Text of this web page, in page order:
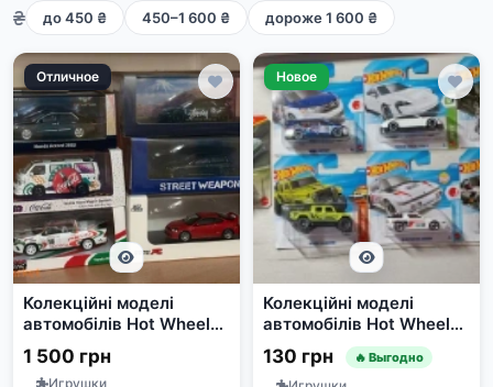
до 450 ₴ 450–1 600 ₴ дороже 1 600 ₴
Отличное
Колекційні моделі
автомобілів Hot Wheels
та інших брендів
1 500 грн
Игрушки
Новое
Колекційні моделі
автомобілів Hot Wheels
та Matchbox
130 грн 🔥 Выгодно